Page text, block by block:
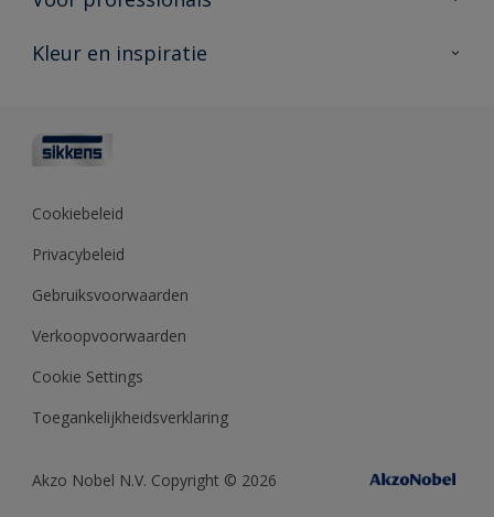
Vind je verkooppunt
Advies & service
Polyfilla Pro
Sikkens Center
Kleur en inspiratie
Kleurcollecties
Kennisbank
Cookiebeleid
Privacybeleid
Gebruiksvoorwaarden
Verkoopvoorwaarden
Cookie Settings
Toegankelijkheidsverklaring
Akzo Nobel N.V. Copyright © 2026